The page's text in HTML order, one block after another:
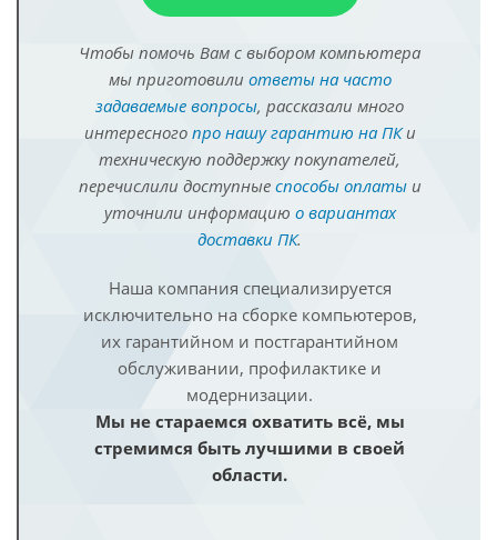
Чтобы помочь Вам с выбором компьютера
мы приготовили ответы на часто
задаваемые вопросы, рассказали много
интересного про нашу гарантию на ПКи
техническую поддержку покупателей,
перечислили доступные способы оплатыи
уточнили информацию о вариантах
доставки ПК.
Наша компания специализируется
исключительно на сборке компьютеров,
их гарантийном и постгарантийном
обслуживании, профилактике и
модернизации.
Мы не стараемся охватить всё, мы
стремимся быть лучшими в своей
области.